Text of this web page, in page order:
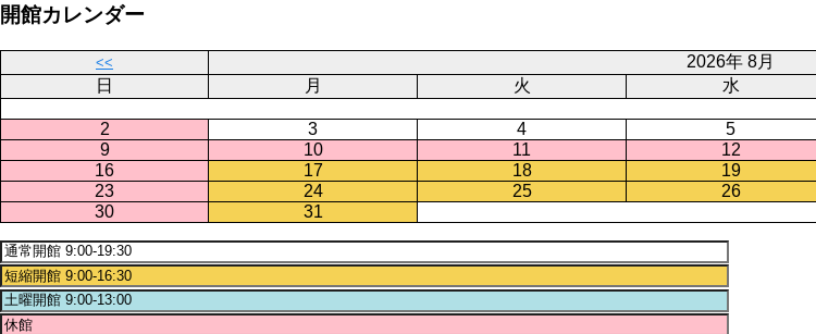
開館カレンダー
<< 2026年 8月
日 月 火 水
2
3 4 5
9
10 11 12
16
17 18 19
23
24 25 26
30
31